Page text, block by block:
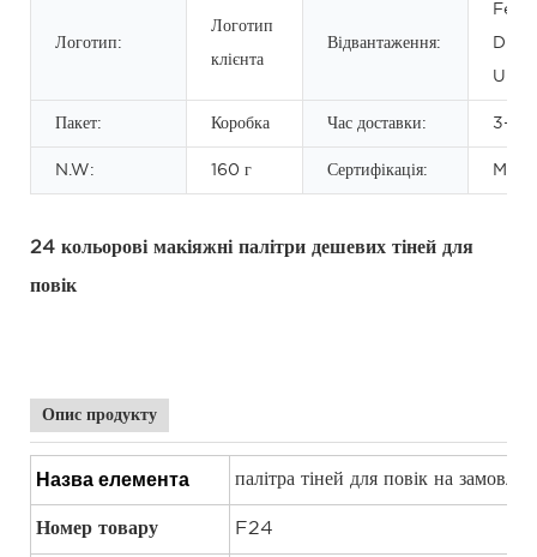
Логотип:
Логотип
клієнта
Відвантаження: DHL
UPS
Пакет: Коробка Час доставки: 3-30
N.W: 160 г Сертифікація:
24 кольорові макіяжні палітри дешевих тіней для
повік
Опис продукту
Назва елемента палітра тіней для повік на
Номер товару F24